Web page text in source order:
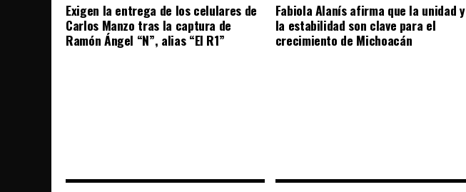
Exigen la entrega de los celulares de
Carlos Manzo tras la captura de
Ramón Ángel “N”, alias “El R1”
Fabiola Alanís afirma que la unidad y
la estabilidad son clave para el
crecimiento de Michoacán